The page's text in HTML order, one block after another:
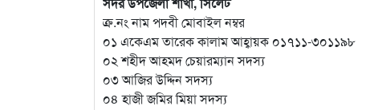
ক্র.নং নাম পদবী মোবাইল নম্বর
০১ একেএম তারেক কালাম আহ্বায়ক ০১৭১১-৩০১১৯৮
০২ শহীদ আহমদ চেয়ারম্যান সদস্য
০৩ আজির উদ্দিন সদস্য
০৪ হাজী জমির মিয়া সদস্য